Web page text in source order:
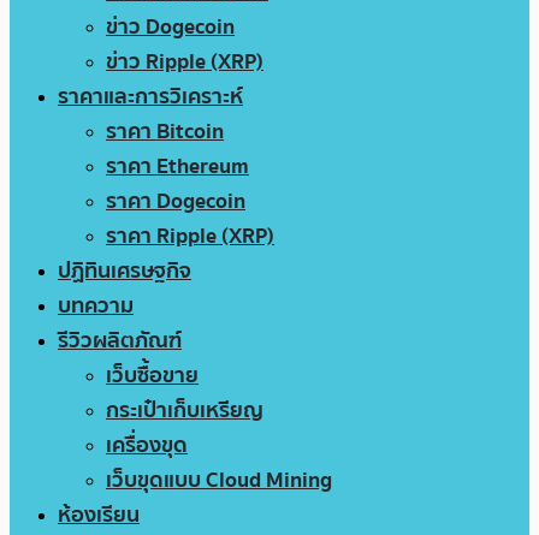
ข่าว Dogecoin
ข่าว Ripple (XRP)
ราคาและการวิเคราะห์
ราคา Bitcoin
ราคา Ethereum
ราคา Dogecoin
ราคา Ripple (XRP)
ปฏิทินเศรษฐกิจ
บทความ
รีวิวผลิตภัณฑ์
เว็บซื้อขาย
กระเป๋าเก็บเหรียญ
เครื่องขุด
เว็บขุดแบบ Cloud Mining
ห้องเรียน